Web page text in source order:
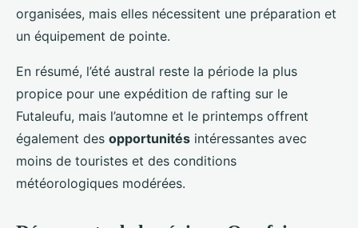
organisées, mais elles nécessitent une préparation et
un équipement de pointe.
En résumé, l’été austral reste la période la plus
propice pour une expédition de rafting sur le
Futaleufu, mais l’automne et le printemps offrent
également des opportunités intéressantes avec
moins de touristes et des conditions
météorologiques modérées.